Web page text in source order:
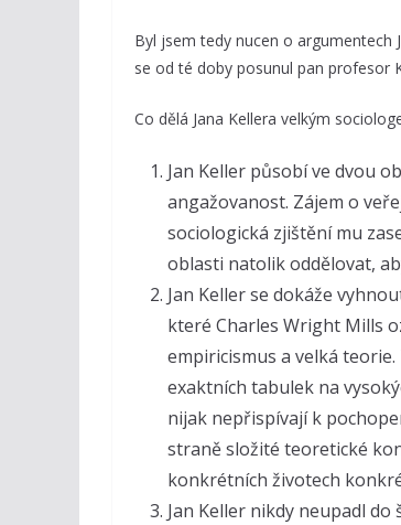
Byl jsem tedy nucen o argumentech
se od té doby posunul pan profesor
Co dělá Jana Kellera velkým
Jan Keller působí ve dvou
angažovanost. Zájem o
sociologická zjištění mu
oblasti natolik oddělovat,
Jan Keller se dokáže
které Charles Wright Mills
empiricismus a velká
exaktních tabulek na
nijak nepřispívají k
straně složité teoretické
konkrétních životech
Jan Keller nikdy neupadl